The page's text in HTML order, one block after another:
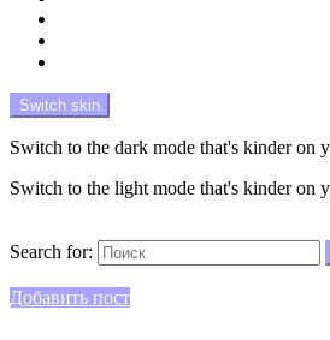
Switch skin
Switch to the dark mode that's kinder on
Switch to the light mode that's kinder on
Search for:
Добавить пост